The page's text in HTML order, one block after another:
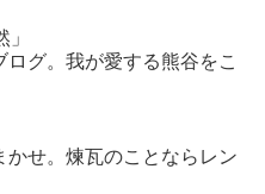
グ。我が愛する熊谷をこ
せ。煉瓦のことならレン